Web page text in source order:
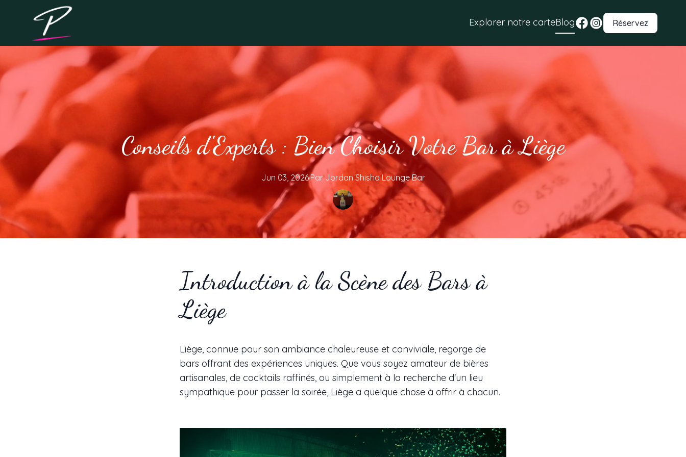
Explorer notre carteBlog Réservez
Conseils d'Experts : Bien Choisir Votre Bar à Liège
Jun 03, 2026·Par Jordan Shisha Lounge Bar
Introduction à la Scène des Bars à
Liège
Liège, connue pour son ambiance chaleureuse et conviviale, regorge de
bars offrant des expériences uniques. Que vous soyez amateur de bières
artisanales, de cocktails raffinés, ou simplement à la recherche d'un lieu
sympathique pour passer la soirée, Liège a quelque chose à offrir à chacun.